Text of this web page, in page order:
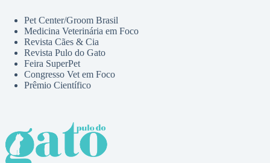
Pet Center/Groom Brasil
Medicina Veterinária em Foco
Revista Cães & Cia
Revista Pulo do Gato
Feira SuperPet
Congresso Vet em Foco
Prêmio Científico